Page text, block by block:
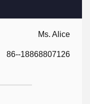
Ms. Alice
86--18868807126